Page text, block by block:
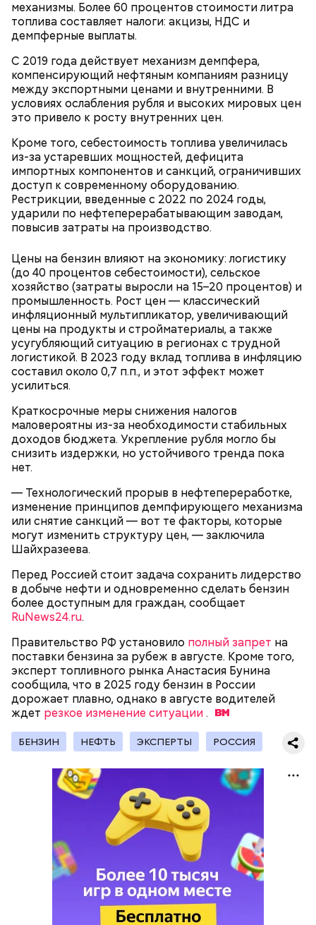
механизмы. Более 60 процентов стоимости литра
топлива составляет налоги: акцизы, НДС и
демпферные выплаты.
С 2019 года действует механизм демпфера,
компенсирующий нефтяным компаниям разницу
между экспортными ценами и внутренними. В
условиях ослабления рубля и высоких мировых цен
это привело к росту внутренних цен.
Кроме того, себестоимость топлива увеличилась
из-за устаревших мощностей, дефицита
импортных компонентов и санкций, ограничивших
доступ к современному оборудованию.
Рестрикции, введенные с 2022 по 2024 годы,
ударили по нефтеперерабатывающим заводам,
повысив затраты на производство.
Цены на бензин влияют на экономику: логистику
(до 40 процентов себестоимости), сельское
хозяйство (затраты выросли на 15–20 процентов) и
промышленность. Рост цен — классический
инфляционный мультипликатор, увеличивающий
цены на продукты и стройматериалы, а также
усугубляющий ситуацию в регионах с трудной
логистикой. В 2023 году вклад топлива в инфляцию
составил около 0,7 п.п., и этот эффект может
усилиться.
Краткосрочные меры снижения налогов
маловероятны из-за необходимости стабильных
доходов бюджета. Укрепление рубля могло бы
снизить издержки, но устойчивого тренда пока
нет.
— Технологический прорыв в нефтепереработке,
изменение принципов демпфирующего механизма
или снятие санкций — вот те факторы, которые
могут изменить структуру цен, — заключила
Шайхразеева.
Перед Россией стоит задача сохранить лидерство
в добыче нефти и одновременно сделать бензин
более доступным для граждан, сообщает
RuNews24.ru.
Правительство РФ установило полный запрет на
поставки бензина за рубеж в августе. Кроме того,
эксперт топливного рынка Анастасия Бунина
сообщила, что в 2025 году бензин в России
дорожает плавно, однако в августе водителей
ждет резкое изменение ситуации.
БЕНЗИН НЕФТЬ ЭКСПЕРТЫ РОССИЯ
Глава государства среди прочего одобрил новые
поддержки угольной отрасли, включающие
финансовое оздоровление предприятий и
снижение транспортных расходов.